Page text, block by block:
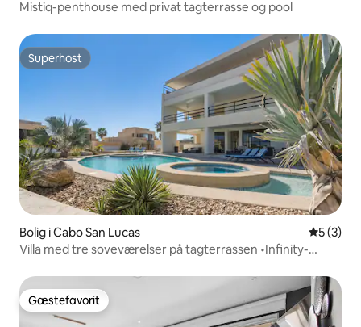
Mistiq-penthouse med privat tagterrasse og pool
Superhost
Superhost
Bolig i Cabo San Lucas 5 ud af 5
5 (3)
Villa med tre soveværelser på tagterrassen •Infinity-
Gæstefavorit
Gæstefavorit